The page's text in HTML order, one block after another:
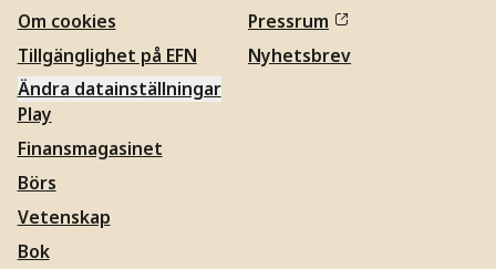
Om cookies
Tillgänglighet på EFN
Ändra datainställningar
Pressrum
Nyhetsbrev
Play
Finansmagasinet
Börs
Vetenskap
Bok